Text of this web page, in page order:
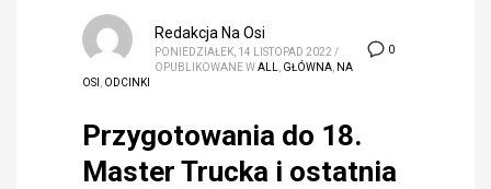
0
Redakcja Na Osi
PONIEDZIAŁEK, 14 LISTOPAD 2022 /
OPUBLIKOWANE WALL GŁÓWNA NA
OSI
ODCINKI
Przygotowania do 18.
Master Trucka i ostatnia